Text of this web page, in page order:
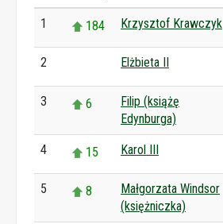
1 184 Krzysztof Krawczyk
2 Elżbieta II
3 6
Filip (książę
Edynburga)
4 15 Karol III
5 8
Małgorzata Windsor
(księżniczka)